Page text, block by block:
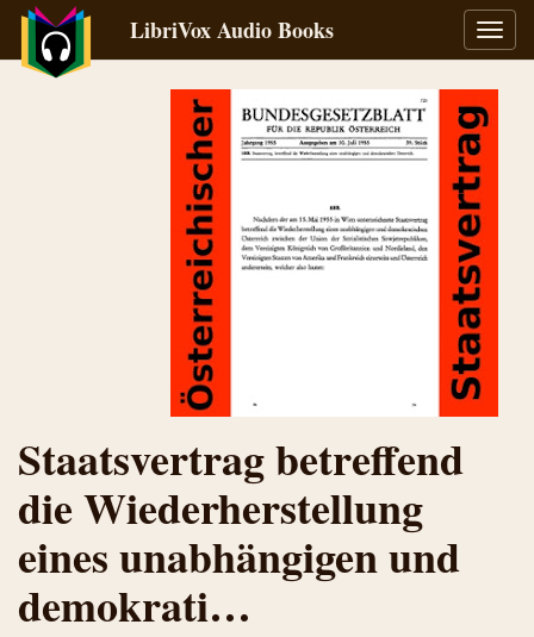
LibriVox Audio Books
Staatsvertrag betreffend
die Wiederherstellung
eines unabhängigen und
demokrati…